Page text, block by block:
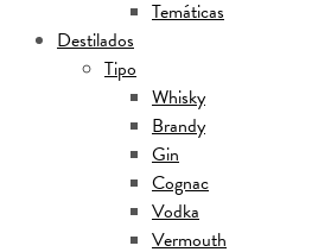
Temáticas
Destilados
Tipo
Whisky
Brandy
Gin
Cognac
Vodka
Vermouth